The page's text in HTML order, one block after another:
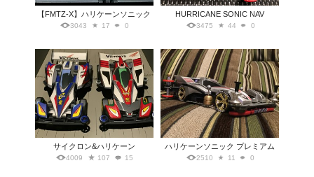
【FMTZ-X】ハリケーンソニック
3043 17 0
HURRICANE SONIC NAV
3475 44 0
サイクロン&ハリケーン
4009 107 15
ハリケーンソニック プレミアム
2510 11 0